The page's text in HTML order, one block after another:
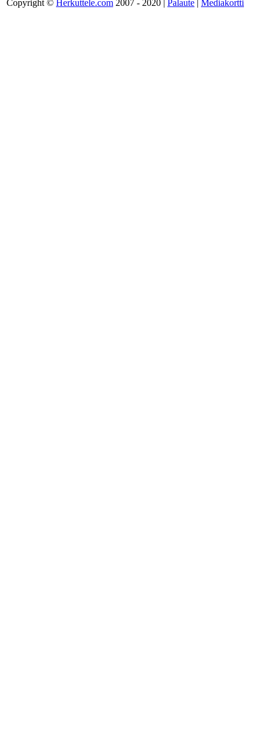
Copyright © Herkuttele.com 2007 - 2020 | Palaute Mediakortti